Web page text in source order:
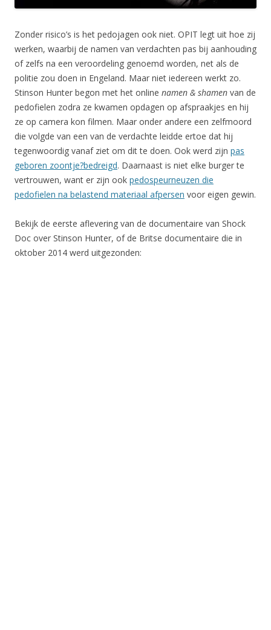
Zonder risico’s is het pedojagen ook niet. OPIT legt uit hoe zij
werken, waarbij de namen van verdachten pas bij aanhouding
of zelfs na een veroordeling genoemd worden, net als de
politie zou doen in Engeland. Maar niet iedereen werkt zo.
Stinson Hunter begon met het online namen & shamen van de
pedofielen zodra ze kwamen opdagen op afspraakjes en hij
ze op camera kon filmen. Maar onder andere een zelfmoord
die volgde van een van de verdachte leidde ertoe dat hij
tegenwoordig vanaf ziet om dit te doen. Ook werd zijn pas
geboren zoontje?bedreigd. Daarnaast is niet elke burger te
vertrouwen, want er zijn ook pedospeurneuzen die
pedofielen na belastend materiaal afpersen voor eigen gewin.
Bekijk de eerste aflevering van de documentaire van Shock
Doc over Stinson Hunter, of de Britse documentaire die in
oktober 2014 werd uitgezonden: